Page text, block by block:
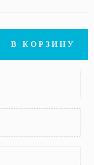
В КОРЗИНУ